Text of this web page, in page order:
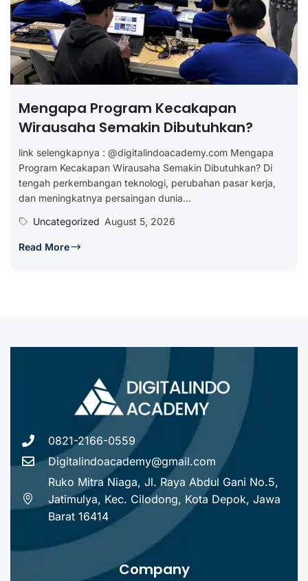
Mengapa Program Kecakapan
Wirausaha Semakin Dibutuhkan?
link selengkapnya : @digitalindoacademy.com Mengapa
Program Kecakapan Wirausaha Semakin Dibutuhkan? Di
tengah perkembangan teknologi, perubahan pasar kerja,
dan meningkatnya persaingan dunia...
Uncategorized August 5, 2026
Read More
0821-2166-0559
Digitalindoacademy@gmail.com
Ruko Mitra Niaga, Jl. Raya Abdul Gani No.5,
Jatimulya, Kec. Cilodong, Kota Depok, Jawa
Barat 16414
Company